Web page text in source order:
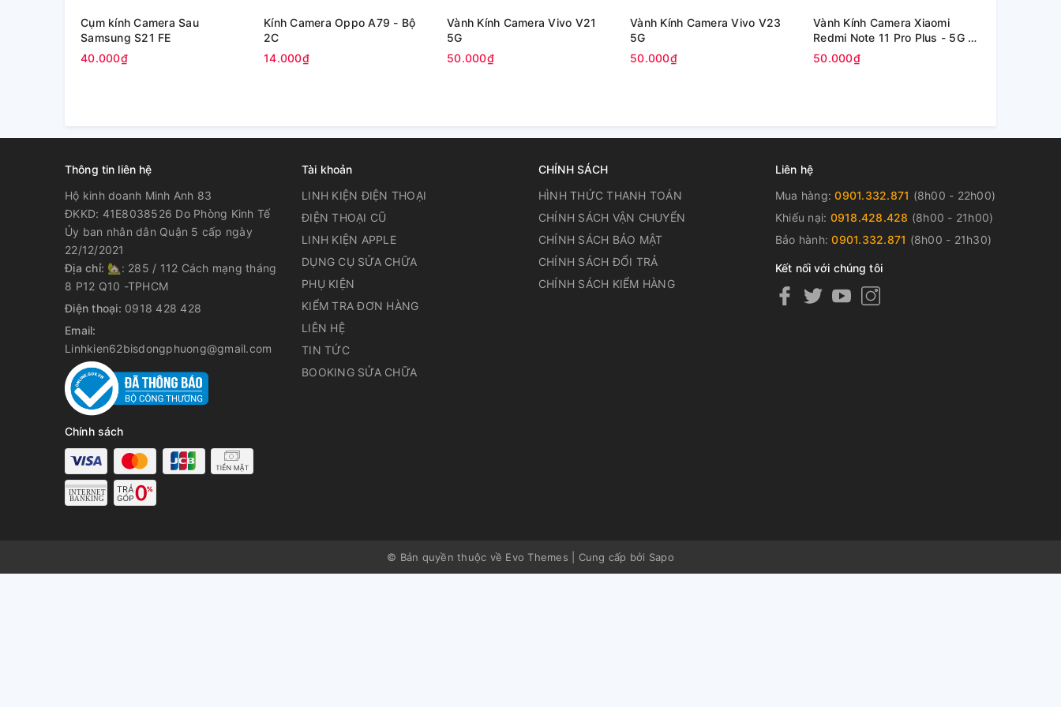
Cụm kính Camera Sau
Samsung S21 FE
40.000₫
Kính Camera Oppo A79 - Bộ
2C
14.000₫
Vành Kính Camera Vivo V21
5G
50.000₫
Vành Kính Camera Vivo V23
5G
50.000₫
Vành Kính Camera Xiaomi
Redmi Note 11 Pro Plus - 5G /
Redmi Note 11 Pro+ 5G
50.000₫
Thông tin liên hệ
Hộ kinh doanh Minh Anh 83
ĐKKD: 41E8038526 Do Phòng Kinh Tế
Ủy ban nhân dân Quận 5 cấp ngày
22/12/2021
Địa chỉ: 🏡: 285 / 112 Cách mạng tháng
8 P12 Q10 -TPHCM
Điện thoại: 0918 428 428
Email:
Linhkien62bisdongphuong@gmail.com
Chính sách
Tài khoản
LINH KIỆN ĐIỆN THOẠI
ĐIỆN THOẠI CŨ
LINH KIỆN APPLE
DỤNG CỤ SỬA CHỮA
PHỤ KIỆN
KIỂM TRA ĐƠN HÀNG
LIÊN HỆ
TIN TỨC
BOOKING SỬA CHỮA
CHÍNH SÁCH
HÌNH THỨC THANH TOÁN
CHÍNH SÁCH VẬN CHUYỂN
CHÍNH SÁCH BẢO MẬT
CHÍNH SÁCH ĐỔI TRẢ
CHÍNH SÁCH KIỂM HÀNG
Liên hệ
Mua hàng:0901.332.871 (8h00 - 22h00)
Khiếu nại: 0918.428.428 (8h00 - 21h00)
Bảo hành:0901.332.871 (8h00 - 21h30)
Kết nối với chúng tôi
© Bản quyền thuộc về Evo Themes Cung cấp bởi Sapo